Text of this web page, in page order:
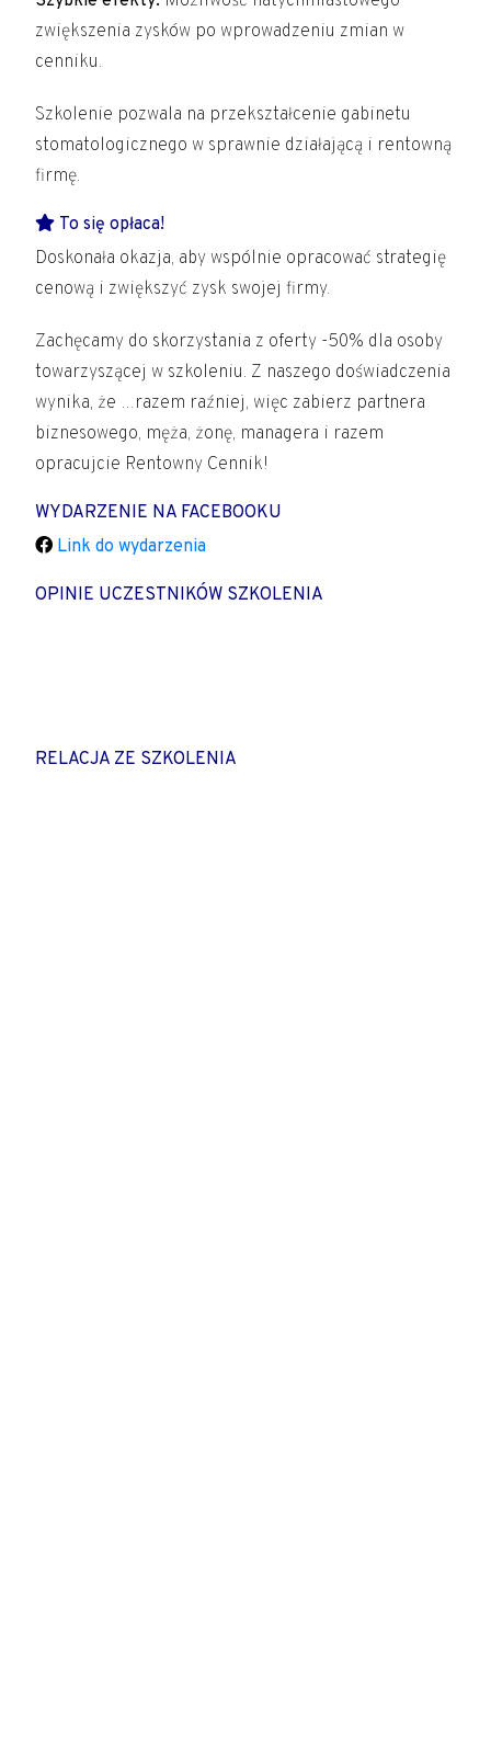
zwiększenia zysków po wprowadzeniu zmian w
cenniku.
Szkolenie pozwala na przekształcenie gabinetu
stomatologicznego w sprawnie działającą i rentowną
firmę.
To się opłaca!
Doskonała okazja, aby wspólnie opracować strategię
cenową i zwiększyć zysk swojej firmy.
Zachęcamy do skorzystania z oferty -50% dla osoby
towarzyszącej w szkoleniu. Z naszego doświadczenia
wynika, że …razem raźniej, więc zabierz partnera
biznesowego, męża, żonę, managera i razem
opracujcie Rentowny Cennik!
WYDARZENIE NA FACEBOOKU
Link do wydarzenia
OPINIE UCZESTNIKÓW SZKOLENIA
RELACJA ZE SZKOLENIA